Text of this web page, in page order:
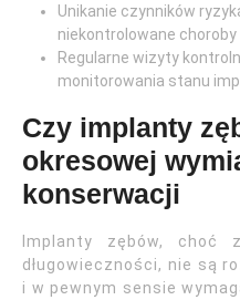
Unikanie czynników
niekontrolowane choroby
Regularne wizyty
monitorowania stanu
Czy implanty
okresowej
konserwacji
Implanty zębów, choć
długowieczności, nie są
i w pewnym sensie